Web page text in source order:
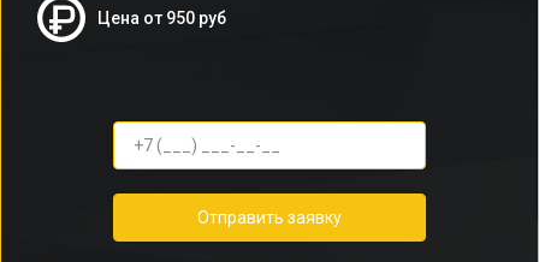
Цена от 950 руб
Отправить заявку